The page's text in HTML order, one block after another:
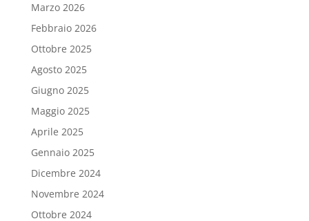
Marzo 2026
Febbraio 2026
Ottobre 2025
Agosto 2025
Giugno 2025
Maggio 2025
Aprile 2025
Gennaio 2025
Dicembre 2024
Novembre 2024
Ottobre 2024